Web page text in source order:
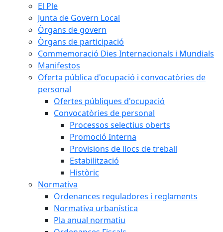
El Ple
Junta de Govern Local
Òrgans de govern
Òrgans de participació
Commemoració Dies Internacionals i Mundials
Manifestos
Oferta pública d'ocupació i convocatòries de
personal
Ofertes públiques d'ocupació
Convocatòries de personal
Processos selectius oberts
Promoció Interna
Provisions de llocs de treball
Estabilització
Històric
Normativa
Ordenances reguladores i reglaments
Normativa urbanística
Pla anual normatiu